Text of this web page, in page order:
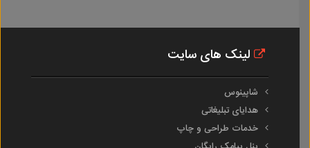
لینک های سایت
شاپینوس
هدایای تبلیغاتی
خدمات طراحی و چاپ